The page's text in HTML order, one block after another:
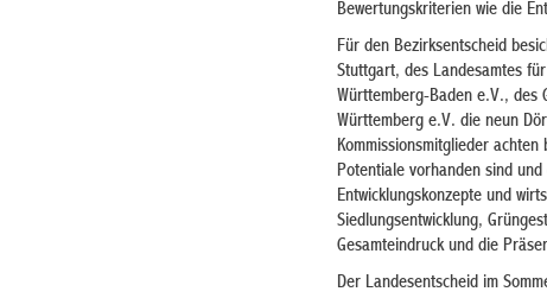
Bewertungskriterien wie die
Für den Bezirksentscheid
Stuttgart, des Landesamtes
Württemberg-Baden e.V., des
Württemberg e.V. die neun
Kommissionsmitglieder
Potentiale vorhanden sind
Entwicklungskonzepte und
Siedlungsentwicklung,
Gesamteindruck und die
Der Landesentscheid im